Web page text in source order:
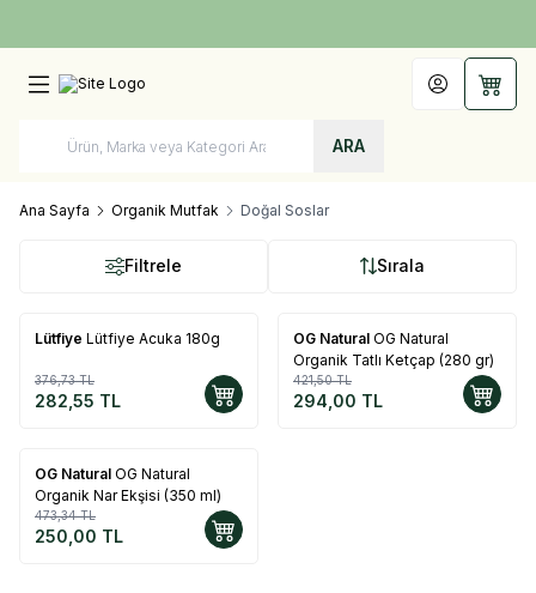
ARA
Hesabım
Ana Sayfa Organik Mutfak Doğal Soslar
Filtrele Sırala
%25
Lütfiye Lütfiye Acuka 180g
376,73TL
282,55 TL
%30
OG Natural OG Natural
Organik Tatlı Ketçap (280 gr)
421,50TL
294,00 TL
%47
OG Natural OG Natural
Organik Nar Ekşisi (350 ml)
473,34TL
250,00 TL